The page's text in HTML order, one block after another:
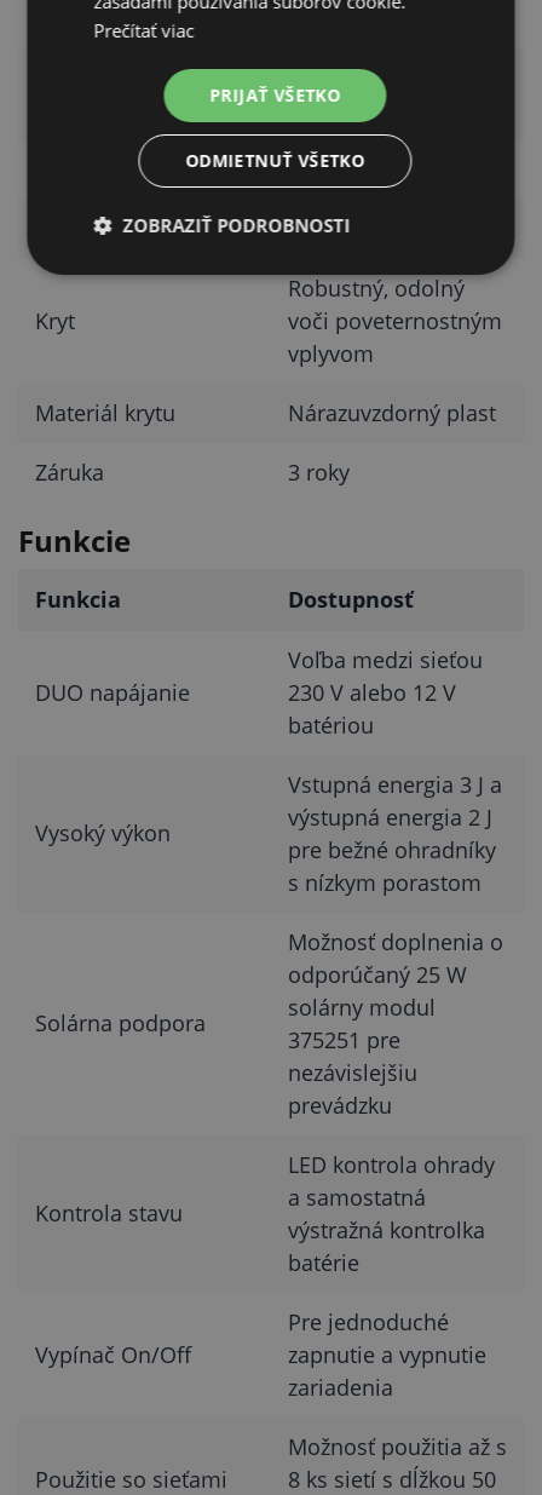
uzemnenie tyč
Odporúčaný odpor
Menej ako 1 Ω/m
Odber z batérie 90–188 mA
Vypínač On/Off
Kryt
Robustný, odolný
voči poveternostným
vplyvom
Materiál krytu Nárazuvzdorný plast
Záruka 3 roky
Funkcie
Funkcia Dostupnosť
DUO napájanie
Voľba medzi sieťou
230 V alebo 12 V
batériou
Vysoký výkon
Vstupná energia 3 J a
výstupná energia 2 J
pre bežné ohradníky
s nízkym porastom
Solárna podpora
Možnosť doplnenia o
odporúčaný 25 W
solárny modul
375251 pre
nezávislejšiu
prevádzku
Kontrola stavu
LED kontrola ohrady
a samostatná
výstražná kontrolka
batérie
Vypínač On/Off
Pre jednoduché
zapnutie a vypnutie
zariadenia
Použitie so sieťami
Možnosť použitia až s
8 ks sietí s dĺžkou 50
Prečítať viac
PRIJAŤ VŠETKO
ODMIETNUŤ VŠETKO
ZOBRAZIŤ PODROBNOSTI